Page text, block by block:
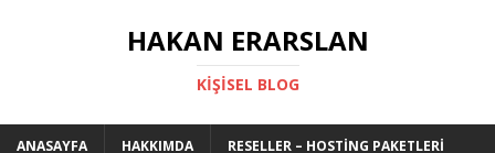
HAKAN ERARSLAN
KIŞISEL BLOG
ANASAYFA HAKKIMDA RESELLER – HOSTING PAKETLERI